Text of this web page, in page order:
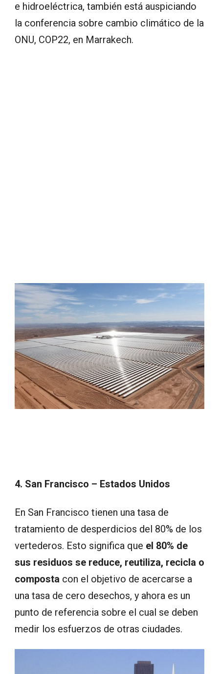
e hidroeléctrica, también está auspiciando
la conferencia sobre cambio climático de la
ONU, COP22, en Marrakech.
4. San Francisco – Estados Unidos
En San Francisco tienen una tasa de
tratamiento de desperdicios del 80% de los
vertederos. Esto significa que el 80% de
sus residuos se reduce, reutiliza, recicla o
composta con el objetivo de acercarse a
una tasa de cero desechos, y ahora es un
punto de referencia sobre el cual se deben
medir los esfuerzos de otras ciudades.